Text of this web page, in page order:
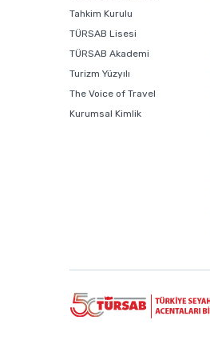
Tahkim Kurulu
TÜRSAB Lisesi
TÜRSAB Akademi
Turizm Yüzyılı
The Voice of Travel
Kurumsal Kimlik